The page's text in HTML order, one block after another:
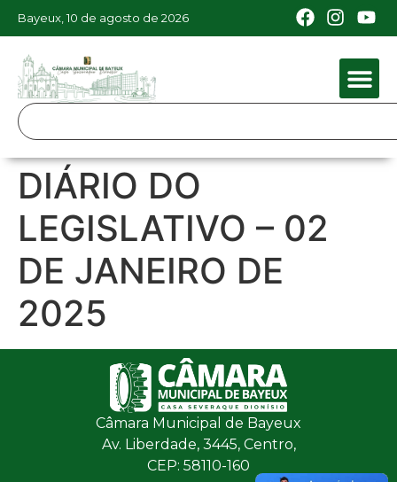
Bayeux, 10 de agosto de 2026
DIÁRIO DO
LEGISLATIVO – 02
DE JANEIRO DE
2025
Câmara Municipal de Bayeux
Av. Liberdade, 3445, Centro,
CEP: 58110-160